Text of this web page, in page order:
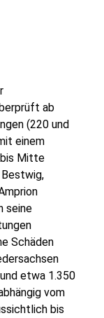
ab
(220 und
einem
bis Mitte
Bestwig,
seine
Schäden
etwa 1.350
vom
bis